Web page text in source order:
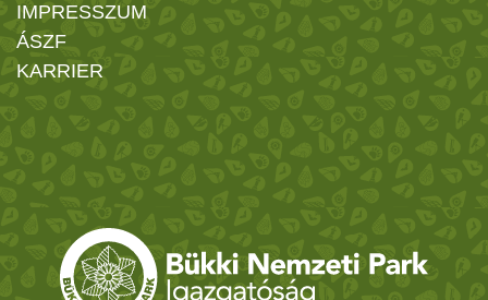
IMPRESSZUM
ÁSZF
KARRIER